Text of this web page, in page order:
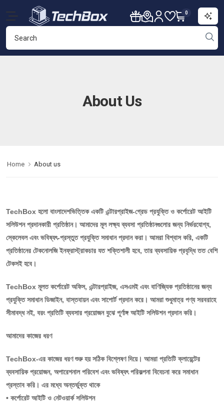
0
About Us
Home About us
TechBox হলো বাংলাদেশভিত্তিক একটি এন্টারপ্রাইজ-গ্রেড প্রযুক্তি ও কর্পোরেট আইটি
সলিউশন প্রদানকারী প্রতিষ্ঠান। আমাদের মূল লক্ষ্য ব্যবসা প্রতিষ্ঠানগুলোর জন্য নির্ভরযোগ্য,
স্কেলেবল এবং ভবিষ্যৎ-প্রস্তুত প্রযুক্তি সমাধান প্রদান করা। আমরা বিশ্বাস করি, একটি
প্রতিষ্ঠানের টেকনোলজি ইনফ্রাস্ট্রাকচার যত শক্তিশালী হবে, তার ব্যবসায়িক প্রবৃদ্ধি তত বেশি
টেকসই হবে।
TechBox মূলত কর্পোরেট অফিস, এন্টারপ্রাইজ, এসএমই এবং বাণিজ্যিক প্রতিষ্ঠানের জন্য
প্রযুক্তি সমাধান ডিজাইন, বাস্তবায়ন এবং সাপোর্ট প্রদান করে। আমরা শুধুমাত্র পণ্য সরবরাহে
সীমাবদ্ধ নই, বরং প্রতিটি ব্যবসার প্রয়োজন বুঝে পূর্ণাঙ্গ আইটি সলিউশন প্রদান করি।
আমাদের কাজের ধরণ
TechBox-এর কাজের ধরণ শুরু হয় সঠিক বিশ্লেষণ দিয়ে। আমরা প্রতিটি ক্লায়েন্টের
ব্যবসায়িক প্রয়োজন, অপারেশনাল পরিবেশ এবং ভবিষ্যৎ পরিকল্পনা বিবেচনা করে সমাধান
প্রস্তাব করি। এর মধ্যে অন্তর্ভুক্ত থাকে
• কর্পোরেট আইটি ও নেটওয়ার্ক সলিউশন